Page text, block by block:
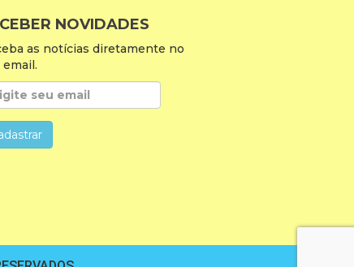
NOVIDADES
as notícias diretamente no
email.